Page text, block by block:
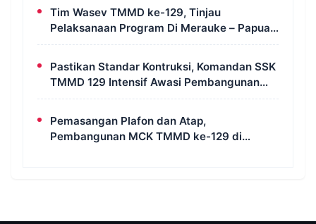
Tim Wasev TMMD ke-129, Tinjau
Pelaksanaan Program Di Merauke – Papua
Selatan
Pastikan Standar Kontruksi, Komandan SSK
TMMD 129 Intensif Awasi Pembangunan
MCK di Wanam
Pemasangan Plafon dan Atap,
Pembangunan MCK TMMD ke-129 di